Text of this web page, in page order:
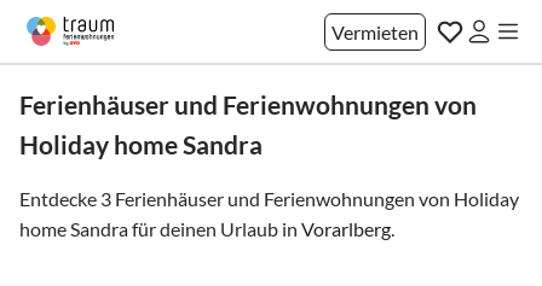
Vermieten
Ferienhäuser und Ferienwohnungen von
Holiday home Sandra
Entdecke 3 Ferienhäuser und Ferienwohnungen von Holiday
home Sandra für deinen Urlaub in Vorarlberg.